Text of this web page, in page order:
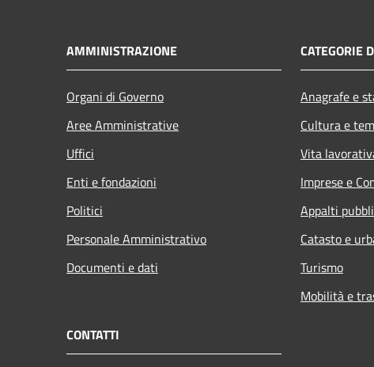
AMMINISTRAZIONE
Organi di Governo
Aree Amministrative
Uffici
Enti e fondazioni
Politici
Personale Amministrativo
Documenti e dati
CATEGORIE
Anagrafe e
Cultura e
Vita
Imprese e
Appalti
Catasto e
Turismo
Mobilità e
CONTATTI